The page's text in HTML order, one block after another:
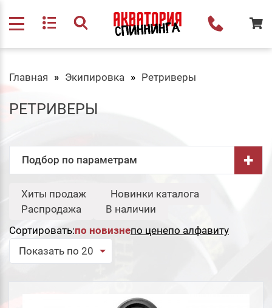
Главная Экипировка Ретриверы
РЕТРИВЕРЫ
Подбор по параметрам +
Бренд:
Свернуть
Etuoh
Сбросить
Хиты продаж
Новинки каталога
Распродажа
В наличии
Сортировать:по новизнепо ценепо алфавиту
Показать по 20